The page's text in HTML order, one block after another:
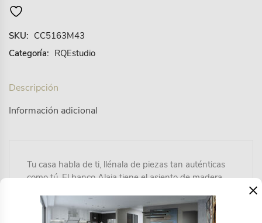
SKU: CC5163M43
Categoría: RQEstudio
Descripción
Información adicional
Tu casa habla de ti, llénala de piezas tan auténticas
como tú. El banco Alaia tiene el asiento de madera
se ha respetado sus vetas en cada caso, dando unas
formas totalmente orgánicas y exclusivas
×